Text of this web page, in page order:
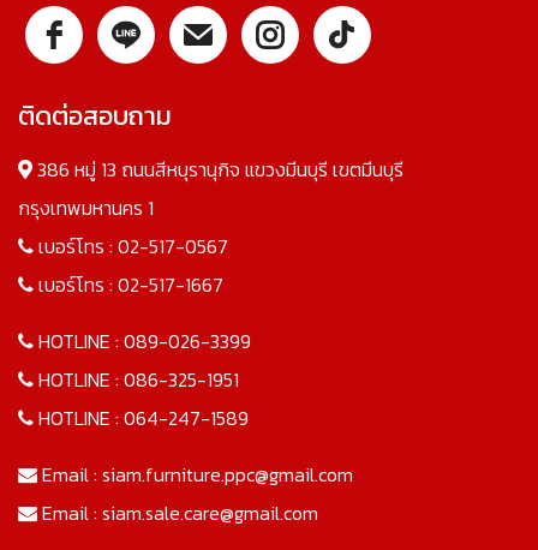
ติดต่อสอบถาม
386 หมู่ 13 ถนนสีหบุรานุกิจ แขวงมีนบุรี เขตมีนบุรี
กรุงเทพมหานคร 1
เบอร์โทร : 02-517-0567
เบอร์โทร : 02-517-1667
HOTLINE : 089-026-3399
HOTLINE : 086-325-1951
HOTLINE : 064-247-1589
Email : siam.furniture.ppc@gmail.com
Email : siam.sale.care@gmail.com